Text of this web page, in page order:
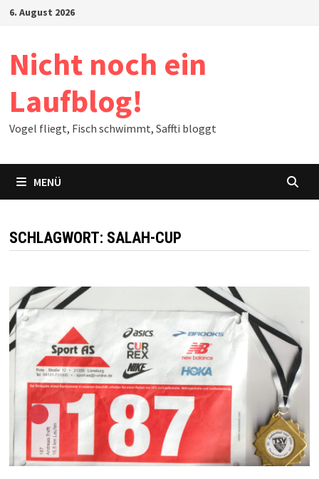
Zum6. August 2026
Nicht noch ein
Laufblog!
Vogel fliegt, Fisch schwimmt, Saffti bloggt
MENÜ
SCHLAGWORT: SALAH-CUP